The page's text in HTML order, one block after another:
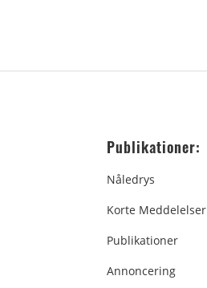
Publikationer:
Nåledrys
Korte Meddelelser
Publikationer
Annoncering